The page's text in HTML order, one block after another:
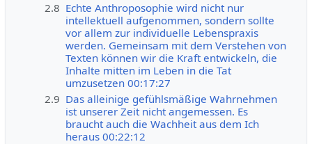
2.8 Echte Anthroposophie wird nicht nur
intellektuell aufgenommen, sondern sollte
vor allem zur individuelle Lebenspraxis
werden. Gemeinsam mit dem Verstehen von
Texten können wir die Kraft entwickeln, die
Inhalte mitten im Leben in die Tat
umzusetzen 00:17:27
2.9 Das alleinige gefühlsmäßige Wahrnehmen
ist unserer Zeit nicht angemessen. Es
braucht auch die Wachheit aus dem Ich
heraus 00:22:12